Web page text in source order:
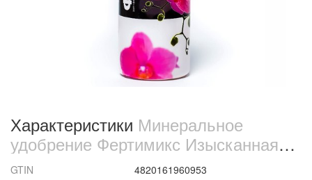
Характеристики Минеральное
удобрение Фертимикс Изысканная
орхидея 250 мл (9619)
GTIN
4820161960953